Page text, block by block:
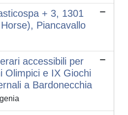
+ 3, 1301
Piancavallo
accessibili per
Olimpici e IX Giochi
a Bardonecchia